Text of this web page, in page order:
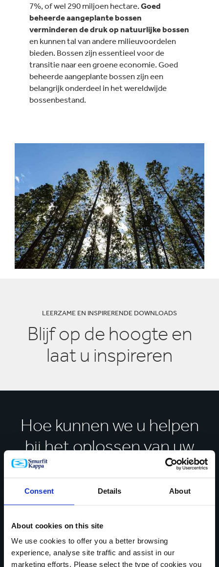
Consent Details About
About cookies on this site
We use cookies to offer you a better browsing
experience, analyse site traffic and assist in our
marketing efforts. Please select the type of cookies you
7%, of wel 290 miljoen hectare.Goed
beheerde aangeplante bossen
verminderen de druk op natuurlijke bossen
en kunnen tal van andere milieuvoordelen
bieden. Bossen zijn essentieel voor de
transitie naar een groene economie. Goed
beheerde aangeplante bossen zijn een
belangrijk onderdeel in het wereldwijde
bossenbestand.
LEERZAME EN INSPIRERENDE DOWNLOADS
Blijf op de hoogte en
laat u inspireren
Hoe kunnen we u helpen
bij het oplossen van uw
bedrijfsproblemen?
Neem vandaag nog contact op
* Verplichte velden
JE NAAM*